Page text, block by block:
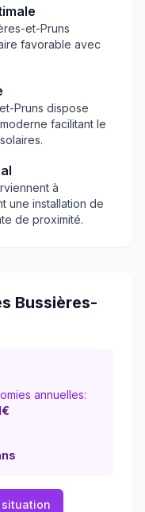
et-Pruns
favorable avec
Pruns dispose
facilitant le
à
une installation de
de proximité.
Bussières-
annuelles:
€
situation